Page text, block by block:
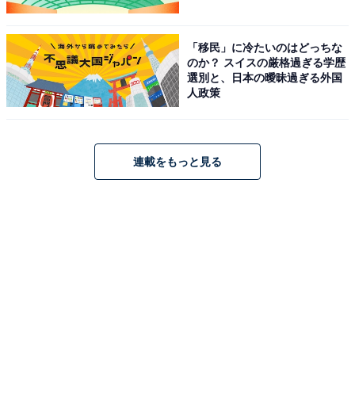
1 2
「移民」に冷たいのはどっちな
のか？ スイスの厳格過ぎる学歴
選別と、日本の曖昧過ぎる外国
人政策
連載をもっと見る